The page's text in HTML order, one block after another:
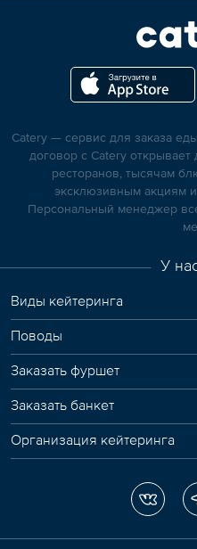
Catery — сервис для заказа
договор с Catery
ресторанов, тысячам
эксклюзивным акциям
Персональный менеджер
У
Виды кейтеринга
Поводы
Заказать фуршет
Заказать банкет
Организация кейтеринга